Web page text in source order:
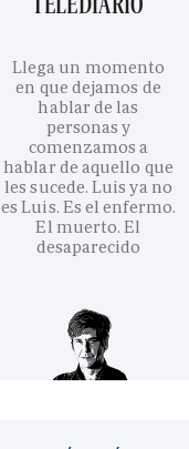
Llega un momento
en que dejamos de
hablar de las
personas y
comenzamos a
hablar de aquello que
les sucede. Luis ya no
es Luis. Es el enfermo.
El muerto. El
desaparecido